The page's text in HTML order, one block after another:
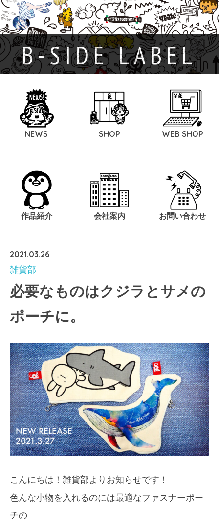
B-SIDE LABEL
NEWS SHOP WEB SHOP
作品紹介 会社案内 お問い合わせ
2021.03.26
雑貨部
必要なものはクジラとサメの
ポーチに。
こんにちは！雑貨部よりお知らせです！
色んな小物を入れるのには最適なファスナーポー
チの